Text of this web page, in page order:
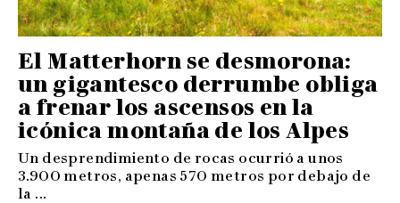
El Matterhorn se desmorona:
un gigantesco derrumbe obliga
a frenar los ascensos en la
icónica montaña de los Alpes
Un desprendimiento de rocas ocurrió a unos
3.900 metros, apenas 570 metros por debajo de
la ...